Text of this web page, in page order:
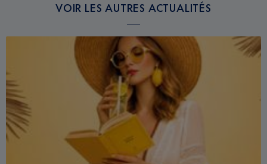
VOIR LES AUTRES ACTUALITÉS